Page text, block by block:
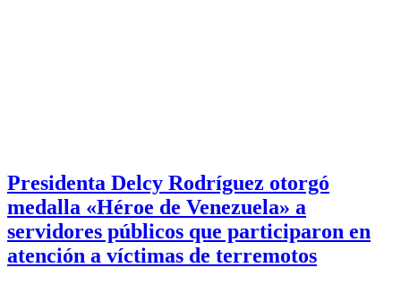
Presidenta Delcy Rodríguez otorgó
medalla «Héroe de Venezuela» a
servidores públicos que participaron en
atención a víctimas de terremotos